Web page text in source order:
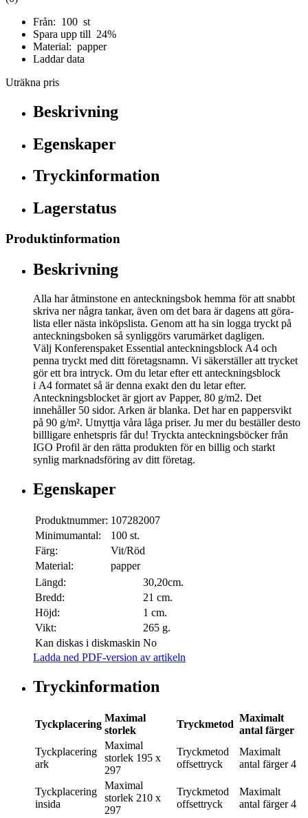
Från: 100 st
Spara upp till 24%
Material: papper
Laddar data
Uträkna pris
Beskrivning
Egenskaper
Tryckinformation
Lagerstatus
Produktinformation
Beskrivning
Alla har åtminstone en anteckningsbok hemma för att snabbt
skriva ner några tankar, även om det bara är dagens att göra-
lista eller nästa inköpslista. Genom att ha sin logga tryckt på
anteckningsboken så synliggörs varumärket dagligen.
Välj Konferenspaket Essential anteckningsblock A4 och
penna tryckt med ditt företagsnamn. Vi säkerställer att trycket
gör ett bra intryck. Om du letar efter ett anteckningsblock
i A4 formatet så är denna exakt den du letar efter.
Anteckningsblocket är gjort av Papper, 80 g/m2. Det
innehåller 50 sidor. Arken är blanka. Det har en pappersvikt
på 90 g/m². Utnyttja våra låga priser. Ju mer du beställer desto
billligare enhetspris får du! Tryckta anteckningsböcker från
IGO Profil är den rätta produkten för en billig och starkt
synlig marknadsföring av ditt företag.
Egenskaper
Produktnummer: 107282007
Minimumantal:
100 st.
Färg:
Vit/Röd
Material:
papper
Längd:
30,20cm.
Bredd:
21 cm.
Höjd:
1 cm.
Vikt:
265 g.
Kan diskas i diskmaskin No
Ladda ned PDF-version av artikeln
Tryckinformation
Tyckplacering
Maximal
storlek
Tryckmetod
Maximalt
antal färger
Tyckplacering
ark
Maximal
storlek 195 x
297
Tryckmetod
offsettryck
Maximalt
antal färger 4
Tyckplacering
insida
Maximal
storlek 210 x
297
Tryckmetod
offsettryck
Maximalt
antal färger 4